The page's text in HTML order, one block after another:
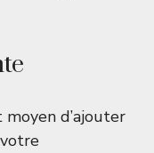
d’ajouter